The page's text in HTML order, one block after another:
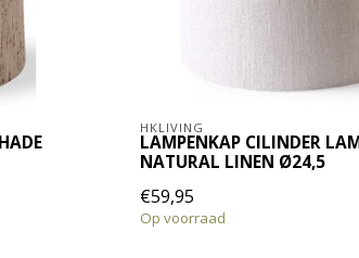
HKLIVING
LAMPENKAP CILINDER
NATURAL LINEN Ø24,5
€59,95
Op voorraad